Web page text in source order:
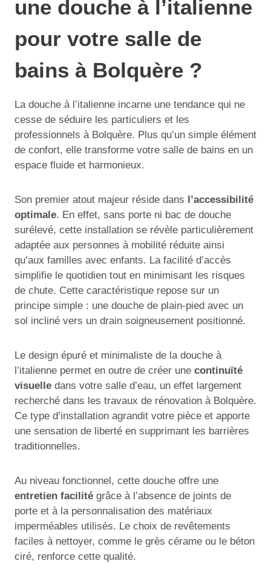
une douche à l’italienne
pour votre salle de
bains à Bolquère ?
La douche à l’italienne incarne une tendance qui ne
cesse de séduire les particuliers et les
professionnels à Bolquère. Plus qu’un simple élément
de confort, elle transforme votre salle de bains en un
espace fluide et harmonieux.
Son premier atout majeur réside dans l’accessibilité
optimale. En effet, sans porte ni bac de douche
surélevé, cette installation se révèle particulièrement
adaptée aux personnes à mobilité réduite ainsi
qu’aux familles avec enfants. La facilité d’accès
simplifie le quotidien tout en minimisant les risques
de chute. Cette caractéristique repose sur un
principe simple : une douche de plain-pied avec un
sol incliné vers un drain soigneusement positionné.
Le design épuré et minimaliste de la douche à
l’italienne permet en outre de créer une continuïté
visuelle dans votre salle d’eau, un effet largement
recherché dans les travaux de rénovation à Bolquère.
Ce type d’installation agrandit votre pièce et apporte
une sensation de liberté en supprimant les barrières
traditionnelles.
Au niveau fonctionnel, cette douche offre une
entretien facilité grâce à l’absence de joints de
porte et à la personnalisation des matériaux
imperméables utilisés. Le choix de revêtements
faciles à nettoyer, comme le grès cérame ou le béton
ciré, renforce cette qualité.